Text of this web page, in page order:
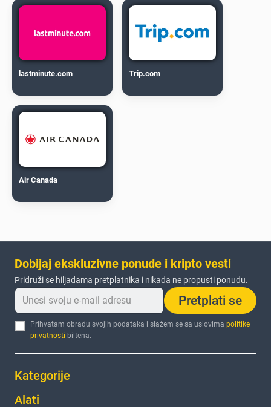
lastminute.com Trip.com
Air Canada
Dobijaj ekskluzivne ponude i kripto vesti
Pridruži se hiljadama pretplatnika i nikada ne propusti ponudu.
Pretplati se
Prihvatam obradu svojih podataka i slažem se sa uslovimapolitike
privatnosti biltena.
Kategorije
Alati